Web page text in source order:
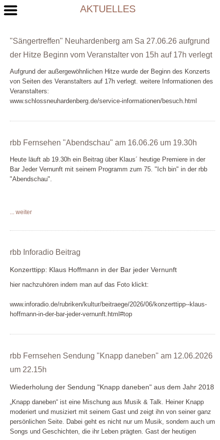
"Sängertreffen" Neuhardenberg am Sa 27.06.26 aufgrund
der Hitze Beginn vom Veranstalter von 15h auf 17h verlegt
Aufgrund der außergewöhnlichen Hitze wurde der Beginn des Konzerts
von Seiten des Veranstalters auf 17h verlegt. weitere Informationen des
Veranstalters:
www.schlossneuhardenberg.de/service-informationen/besuch.html
rbb Fernsehen "Abendschau" am 16.06.26 um 19.30h
Heute läuft ab 19.30h ein Beitrag über Klaus´ heutige Premiere in der
Bar Jeder Vernunft mit seinem Programm zum 75. "Ich bin" in der rbb
"Abendschau".
www.rbb-online.de/abendschau/videos/20260616_1930/klaus-
... weiter
rbb Inforadio Beitrag
Konzerttipp: Klaus Hoffmann in der Bar jeder Vernunft
hier nachzuhören indem man auf das Foto klickt:
www.inforadio.de/rubriken/kultur/beitraege/2026/06/konzerttipp--klaus-
hoffmann-in-der-bar-jeder-vernunft.html#top
rbb Fernsehen Sendung "Knapp daneben" am 12.06.2026
um 22.15h
Wiederholung der Sendung "Knapp daneben" aus dem Jahr 2018
„Knapp daneben“ ist eine Mischung aus Musik & Talk. Heiner Knapp
moderiert und musiziert mit seinem Gast und zeigt ihn von seiner ganz
persönlichen Seite. Dabei geht es nicht nur um Musik, sondern auch um
Songs und Geschichten, die ihr Leben prägten. Gast der heutigen
AKTUELLES